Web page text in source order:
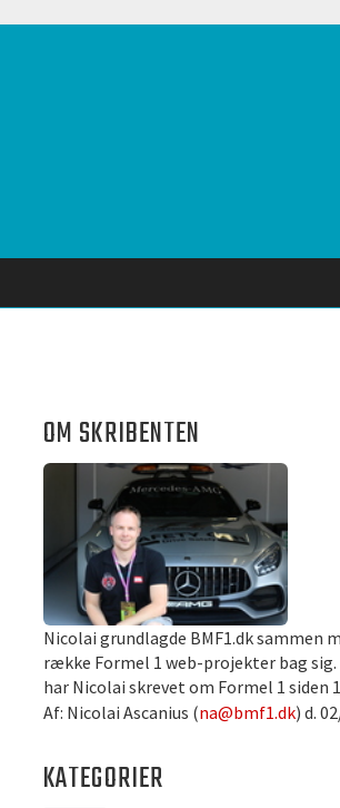
OM SKRIBENTEN
Nicolai grundlagde BMF1.dk sammen
række Formel 1 web-projekter bag
har Nicolai skrevet om Formel 1 siden
Af: Nicolai Ascanius (na@bmf1.dk) d.
KATEGORIER